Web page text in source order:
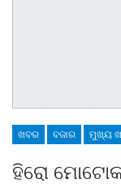
ଖବର ବଜାର ମୁଖ୍ୟ
ହିରୋ